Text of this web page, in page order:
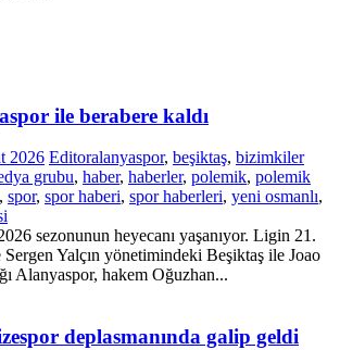
ile berabere kaldı
2026 Editoralanyaspor, beşiktaş, bizimkiler
grubu, haber, haberler, polemik, polemik
, spor, spor haberi, spor haberleri, yeni osmanlı,
sezonunun heyecanı yaşanıyor. Ligin 21.
Yalçın yönetimindeki Beşiktaş ile Joao
Alanyaspor, hakem Oğuzhan...
deplasmanında galip geldi